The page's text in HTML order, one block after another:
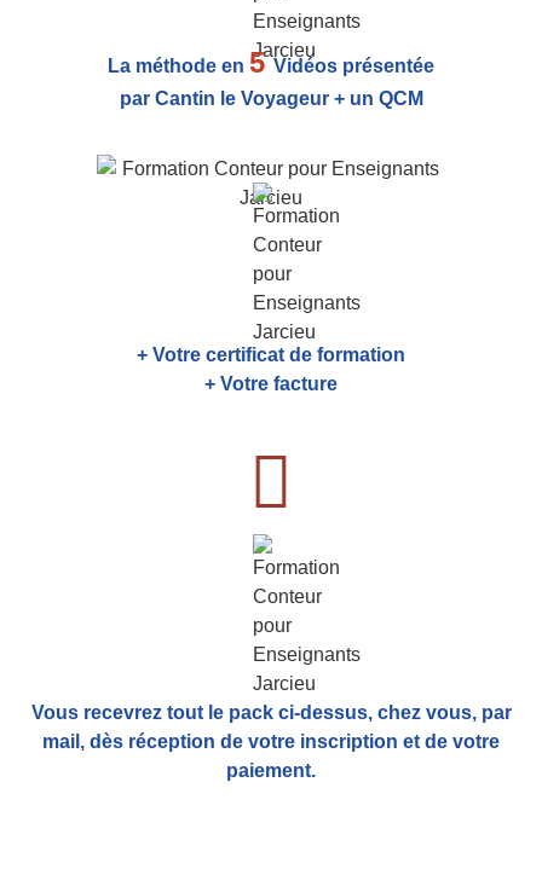
La méthode en 5Vidéos présentée
par Cantin le Voyageur + un QCM
+ Votre certificat de formation
+ Votre facture
Vous recevrez tout le pack ci-dessus, chez vous, par
mail, dès réception de votre inscription et de votre
paiement.